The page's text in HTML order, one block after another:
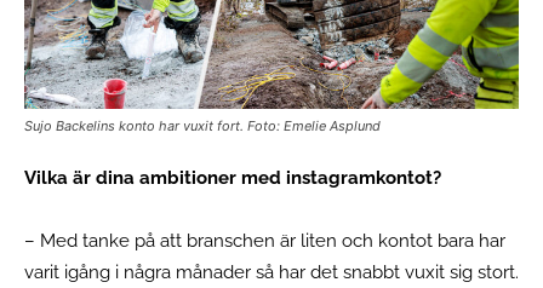
Sujo Backelins konto har vuxit fort. Foto: Emelie Asplund
Vilka är dina ambitioner med instagramkontot?
– Med tanke på att branschen är liten och kontot bara har
varit igång i några månader så har det snabbt vuxit sig stort.